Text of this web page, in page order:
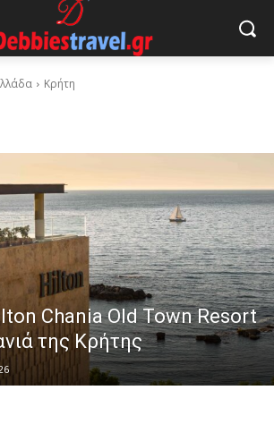
Κρήτη
Chania Old Town Resort
της Κρήτης